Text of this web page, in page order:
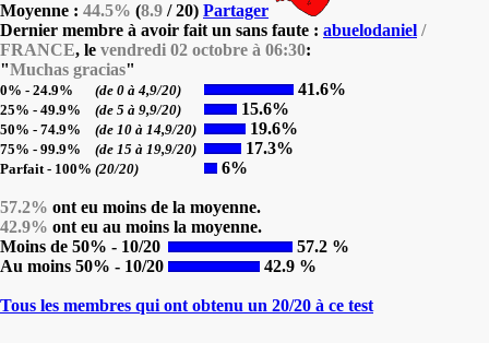
Moyenne : 44.5% (8.9 / 20) Partager
Dernier membre à avoir fait un sans faute : abuelodaniel /
FRANCE, le vendredi 02 octobre à 06:30:
"Muchas gracias"
0% - 24.9% (de 0 à 4,9/20) 41.6%
25% - 49.9% (de 5 à 9,9/20) 15.6%
50% - 74.9% (de 10 à 14,9/20) 19.6%
75% - 99.9% (de 15 à 19,9/20) 17.3%
Parfait - 100% (20/20) 6%
57.2% ont eu moins de la moyenne.
42.9% ont eu au moins la moyenne.
Moins de 50% - 10/20
57.2 %
Au moins 50% - 10/20
42.9 %
Tous les membres qui ont obtenu un 20/20 à ce test